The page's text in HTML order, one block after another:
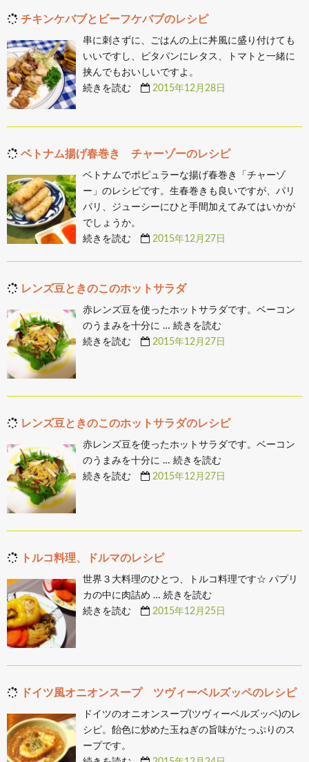
チキンケバブとビーフケバブのレシピ
串に刺さずに、ごはんの上に丼風に盛り付けても
いいですし、ピタパンにレタス、トマトと一緒に
挟んでもおいしいですよ。
続きを読む
2015年12月28日
ベトナム揚げ春巻き チャーゾーのレシピ
ベトナムでポピュラーな揚げ春巻き「チャーゾ
ー」のレシピです。生春巻きも良いですが、パリ
パリ、ジューシーにひと手間加えてみてはいかが
でしょうか。
続きを読む
2015年12月27日
レンズ豆ときのこのホットサラダ
赤レンズ豆を使ったホットサラダです。ベーコン
のうまみを十分に … 続きを読む
続きを読む
2015年12月27日
レンズ豆ときのこのホットサラダのレシピ
赤レンズ豆を使ったホットサラダです。ベーコン
のうまみを十分に … 続きを読む
続きを読む
2015年12月27日
トルコ料理、ドルマのレシピ
世界３大料理のひとつ、トルコ料理です☆ パプリ
カの中に肉詰め … 続きを読む
続きを読む
2015年12月25日
ドイツ風オニオンスープ ツヴィーベルズッペのレシピ
ドイツのオニオンスープ(ツヴィーベルズッペ)のレ
シピ。飴色に炒めた玉ねぎの旨味がたっぷりのス
ープです。